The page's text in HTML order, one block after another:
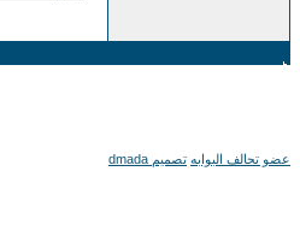
عضو تحالف البوابه تصميم dmada